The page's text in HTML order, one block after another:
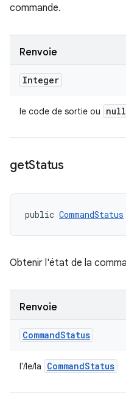
commande.
Renvoie
Integer
le code de sortie ou null
getStatus
public CommandStatus
Obtenir l'état de la
Renvoie
CommandStatus
l'/le/la CommandStatus